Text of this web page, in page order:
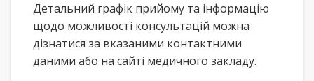
Детальний графік прийому та інформацію
щодо можливості консультацій можна
дізнатися за вказаними контактними
даними або на сайті медичного закладу.